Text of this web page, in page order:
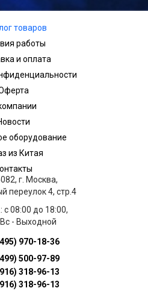
товаров
работы
и оплата
оборудование
из Китая
г. Москва,
переулок 4, стр.4
с 08:00 до 18:00,
- Выходной
970-18-36
500-97-89
318-96-13
318-96-13